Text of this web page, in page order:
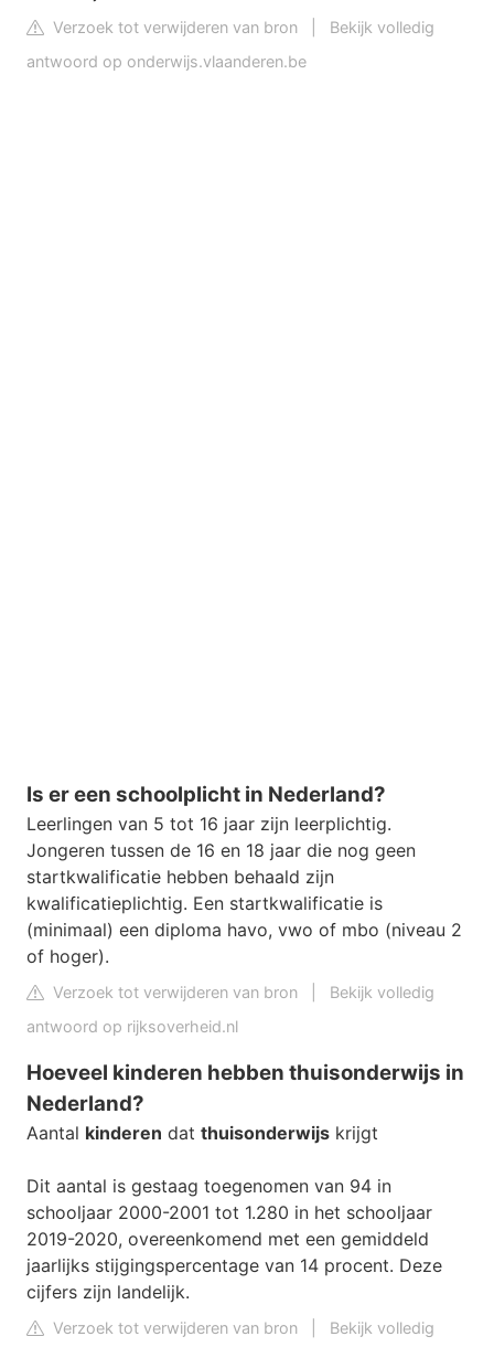
Verzoek tot verwijderen van bron
Bekijk volledig
antwoord op onderwijs.vlaanderen.be
Is er een schoolplicht in Nederland?
Leerlingen van 5 tot 16 jaar zijn leerplichtig.
Jongeren tussen de 16 en 18 jaar die nog geen
startkwalificatie hebben behaald zijn
kwalificatieplichtig. Een startkwalificatie is
(minimaal) een diploma havo, vwo of mbo (niveau 2
of hoger).
Verzoek tot verwijderen van bron
Bekijk volledig
antwoord op rijksoverheid.nl
Hoeveel kinderen hebben thuisonderwijs in
Nederland?
Aantal kinderen dat thuisonderwijs krijgt
Dit aantal is gestaag toegenomen van 94 in
schooljaar 2000-2001 tot 1.280 in het schooljaar
2019-2020, overeenkomend met een gemiddeld
jaarlijks stijgingspercentage van 14 procent. Deze
cijfers zijn landelijk.
Verzoek tot verwijderen van bron
Bekijk volledig